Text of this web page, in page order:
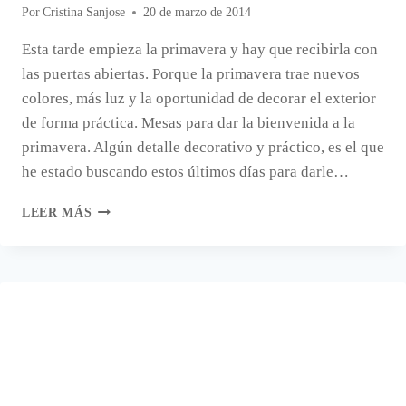
Por Cristina Sanjose 20 de marzo de 2014
Esta tarde empieza la primavera y hay que recibirla con
las puertas abiertas. Porque la primavera trae nuevos
colores, más luz y la oportunidad de decorar el exterior
de forma práctica. Mesas para dar la bienvenida a la
primavera. Algún detalle decorativo y práctico, es el que
he estado buscando estos últimos días para darle…
LEER MÁS MESAS